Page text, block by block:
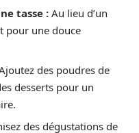
tasse : Au lieu d’un
pour une douce
des poudres de
desserts pour un
des dégustations de